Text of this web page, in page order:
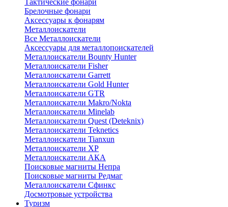
Тактические фонари
Брелочные фонари
Аксессуары к фонарям
Металлоискатели
Все Металлоискатели
Аксессуары для металлопоискателей
Металлоискатели Bounty Hunter
Металлоискатели Fisher
Металлоискатели Garrett
Металлоискатели Gold Hunter
Металлоискатели GTR
Металлоискатели Makro/Nokta
Металлоискатели Minelab
Металлоискатели Quest (Deteknix)
Металлоискатели Teknetics
Металлоискатели Tianxun
Металлоискатели XP
Металлоискатели АКА
Поисковые магниты Непра
Поисковые магниты Редмаг
Металлоискатели Сфинкс
Досмотровые устройства
Туризм